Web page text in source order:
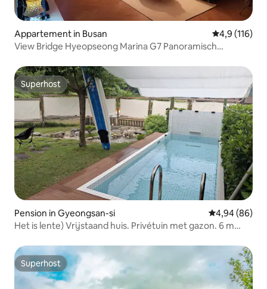
Appartement in Busan Gemiddelde
4,9 (116)
View Bridge Hyeopseong Marina G7 Panoramisch
Busan Harbor Bridge 2 minuten lopen van Busan Station
Superhost
Superhost
Pension in Gyeongsan-si Gemiddelde
4,94 (86)
Het is lente) Vrijstaand huis. Privétuin met gazon. 6 m
en koffiebonen. Daegu. Qingdao. Gyeongsan.
Superhost
Superhost